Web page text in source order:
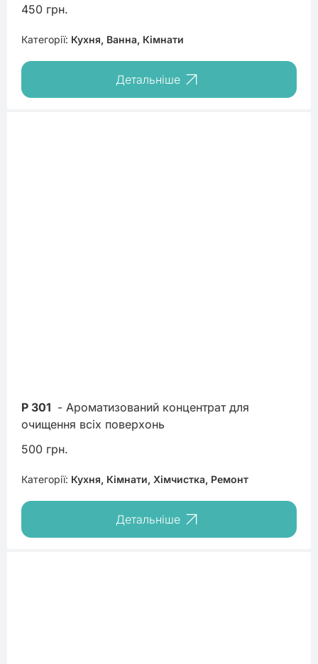
450 грн.
Категорії: Кухня, Ванна, Кімнати
Детальніше
P 301 - Ароматизований концентрат для
очищення всіх поверхонь
500 грн.
Категорії: Кухня, Кімнати, Хімчистка, Ремонт
Детальніше